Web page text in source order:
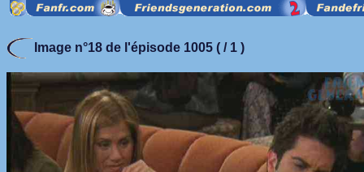
Image n°18 de l'épisode 1005 ( / 1 )